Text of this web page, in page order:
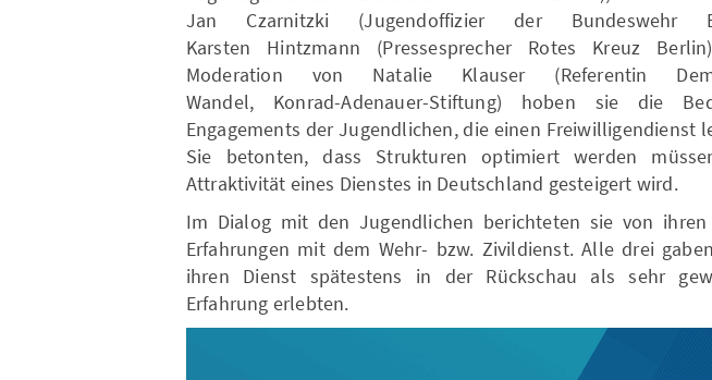
Jan Czarnitzki (Jugendoffizier der Bundeswehr
Karsten Hintzmann (Pressesprecher Rotes Kreuz
Moderation von Natalie Klauser (Referentin
Wandel, Konrad-Adenauer-Stiftung) hoben sie die
Engagements der Jugendlichen, die einen Freiwilligendienst
Sie betonten, dass Strukturen optimiert werden
Attraktivität eines Dienstes in Deutschland gesteigert wird.
Im Dialog mit den Jugendlichen berichteten sie von ihren
Erfahrungen mit dem Wehr- bzw. Zivildienst. Alle drei
ihren Dienst spätestens in der Rückschau als sehr
Erfahrung erlebten.